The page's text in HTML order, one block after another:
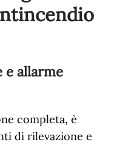
e allarme
completa, è
di rilevazione e